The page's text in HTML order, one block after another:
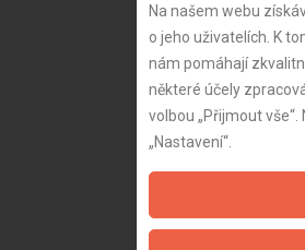
Na našem webu
o jeho uživatelích. K
nám pomáhají
některé účely
volbou „Přijmout
„Nastavení“.